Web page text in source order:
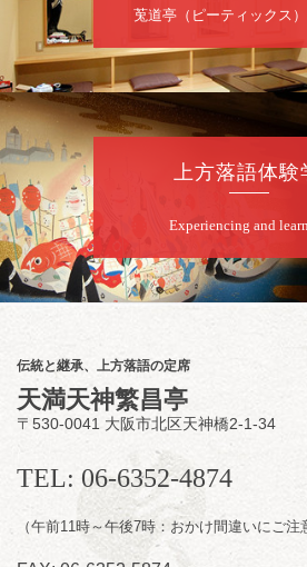
昼
8月 日（水）
昼席：番組案内
桂九寿玉／桂弥太郎／
ももえ（音曲漫才）※／
（ジャグリング）／笑
ございません）
★菟道亭配信
8月12日（水）
お笑い怪談噺の夕べ
の幽霊も出まぁーす！
笑福亭たま／林家染雀
南鱗／笑福亭福笑
開演：午後6時30分（6
前売3,000円 当日3,500
お問合せ：福笑エンタ
7160
★莵道亭配信
莵道亭（ピーティックス
上方落語体験
Experiencing and
伝統と継承、上方落語の定席
天満天神繁昌亭
〒530-0041 大阪市北区天神橋2-1-34
TEL: 06-6352-4874
（午前11時～午後7時：おかけ間違いに